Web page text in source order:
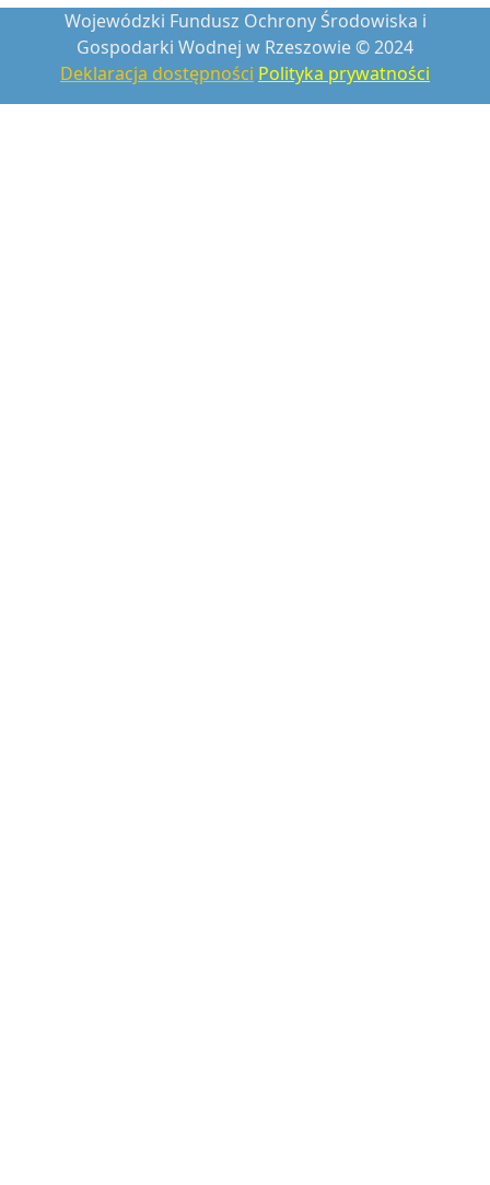
Wojewódzki Fundusz Ochrony Środowiska i
Gospodarki Wodnej w Rzeszowie © 2024
Deklaracja dostępności Polityka prywatności